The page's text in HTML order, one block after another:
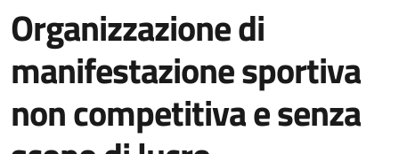
Organizzazione di
manifestazione sportiva
non competitiva e senza